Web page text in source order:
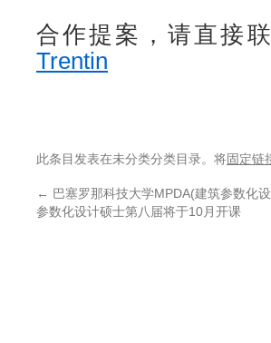
合作提案，请直接联
Trentin
此条目发表在未分类分类目录。将固定链
← 巴塞罗那科技大学MPDA(建筑参数化
参数化设计硕士第八届将于10月开课